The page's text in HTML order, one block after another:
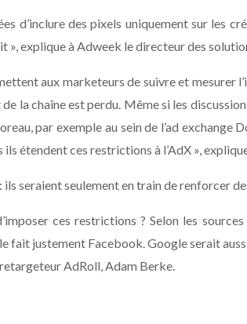
d’inclure des pixels uniquement sur les
», explique à Adweek le directeur des
aux marketeurs de suivre et mesurer
la chaîne est perdu. Même si les
par exemple au sein de l’ad exchange
étendent ces restrictions à l’AdX »,
seraient seulement en train de renforcer
ces restrictions ? Selon les
justement Facebook. Google serait
AdRoll, Adam Berke.